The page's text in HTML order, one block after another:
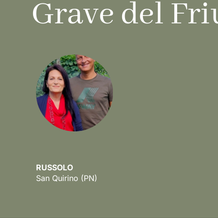
Grave del
RUSSOLO
San Quirino (PN)
Scopri